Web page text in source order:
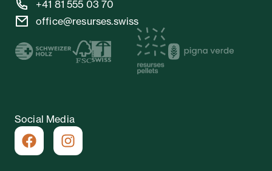
+41 81 555 03 70
office@resurses.swiss
Social Media